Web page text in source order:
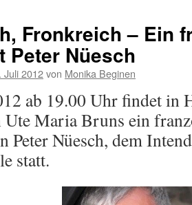
Fronkreich – Ein
Peter Nüesch
Juli 2012von Monika Beginen
ab 19.00 Uhr findet in
Maria Bruns ein
Peter Nüesch, dem
statt.